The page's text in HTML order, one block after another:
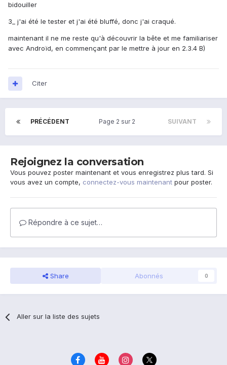
bidouiller
3_ j'ai été le tester et j'ai été bluffé, donc j'ai craqué.
maintenant il ne me reste qu'à découvrir la bête et me familiariser
avec Androïd, en commençant par le mettre à jour en 2.3.4 B)
Citer
PRÉCÉDENT SUIVANT
Page 2 sur 2
Rejoignez la conversation
Vous pouvez poster maintenant et vous enregistrez plus tard. Si
vous avez un compte, connectez-vous maintenant pour poster.
Répondre à ce sujet…
Share Abonnés 0
Aller sur la liste des sujets